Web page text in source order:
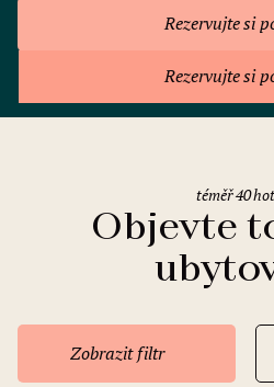
Rezervujte si
Rezervujte si
Objevte
téměř 40
Zobrazit filtr